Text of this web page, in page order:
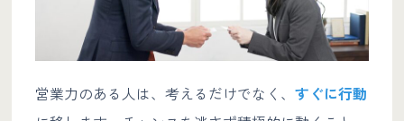
営業力のある人は、考えるだけでなく、 すぐに行動